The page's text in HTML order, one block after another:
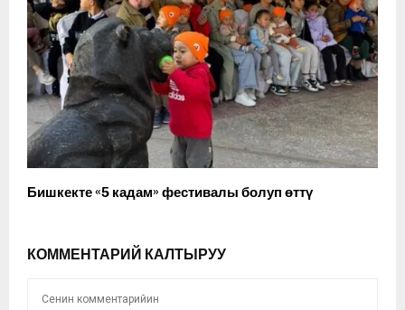
Бишкекте «5 кадам» фестивалы болуп өттү
КОММЕНТАРИЙ КАЛТЫРУУ